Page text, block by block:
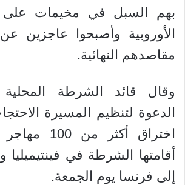
بهم السبل في مخيمات على
الأوروبية وأصبحوا عاجزين
مقاصدهم النهائية.
وقال قائد الشرطة المحلية
الدعوة لتنظيم المسيرة
اختراق أكثر
أقامتها الشرطة في
إلى فرنسا يوم الجمعة.